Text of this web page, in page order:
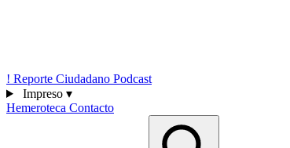
! Reporte Ciudadano Podcast
Impreso ▾
Hemeroteca Contacto